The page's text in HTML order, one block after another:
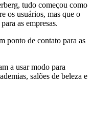
tudo começou como
os usuários, mas que o
as empresas.
ponto de contato para as
a usar modo para
salões de beleza e